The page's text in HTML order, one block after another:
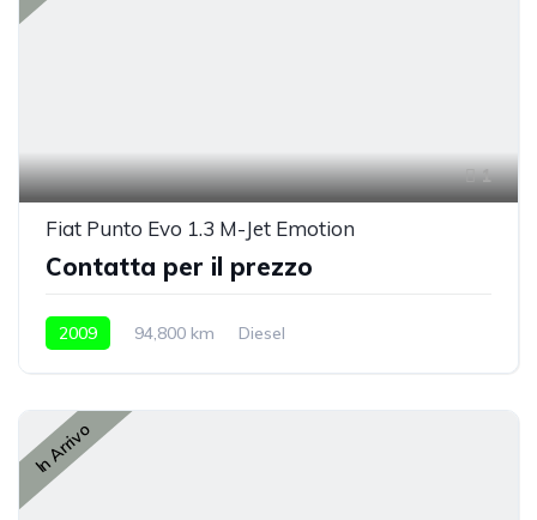
1
Fiat Punto Evo 1.3 M-Jet Emotion
Contatta per il prezzo
2009 94,800 km Diesel
In Arrivo